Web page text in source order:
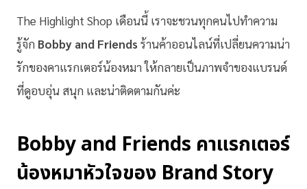
The Highlight Shop เดือนนี้ เราจะชวนทุกคนไปทำความ
รู้จัก Bobby and Friends ร้านค้าออนไลน์ที่เปลี่ยนความน่า
รักของคาแรกเตอร์น้องหมา ให้กลายเป็นภาพจำของแบรนด์
ที่ดูอบอุ่น สนุก และน่าติดตามกันค่ะ
Bobby and Friends คาแรกเตอร์
น้องหมาหัวใจของ Brand Story